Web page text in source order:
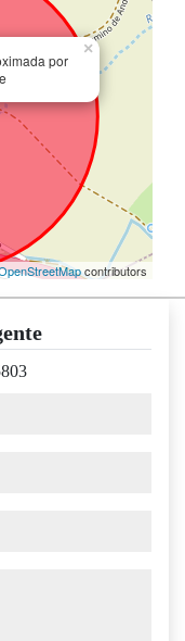
por
×
contributors